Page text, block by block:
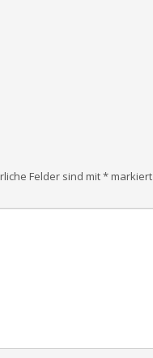
Felder sind mit*markiert